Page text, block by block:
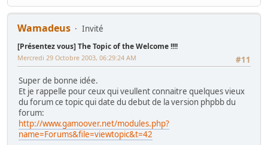
Wamadeus Invité
[Présentez vous] The Topic of the Welcome !!!!
#11
Mercredi 29 Octobre 2003, 06:29:24 AM
Super de bonne idée.
Et je rappelle pour ceux qui veullent connaitre quelques vieux
du forum ce topic qui date du debut de la version phpbb du
forum:
http://www.gamoover.net/modules.php?
name=Forums&file=viewtopic&t=42